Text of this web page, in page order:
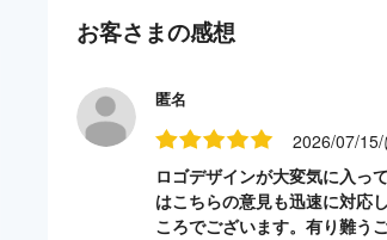
お客さまの感想
匿名
2026/07/
ロゴデザインが大変気に入っ
はこちらの意見も迅速に対応
ころでございます。有り難う